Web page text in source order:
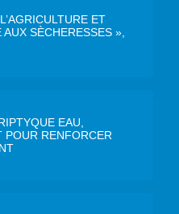
ET
SÈCHERESSES »,
EAU,
POUR RENFORCER